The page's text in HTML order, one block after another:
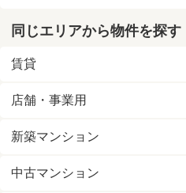
同じエリアから物件を探す
賃貸
店舗・事業用
新築マンション
中古マンション